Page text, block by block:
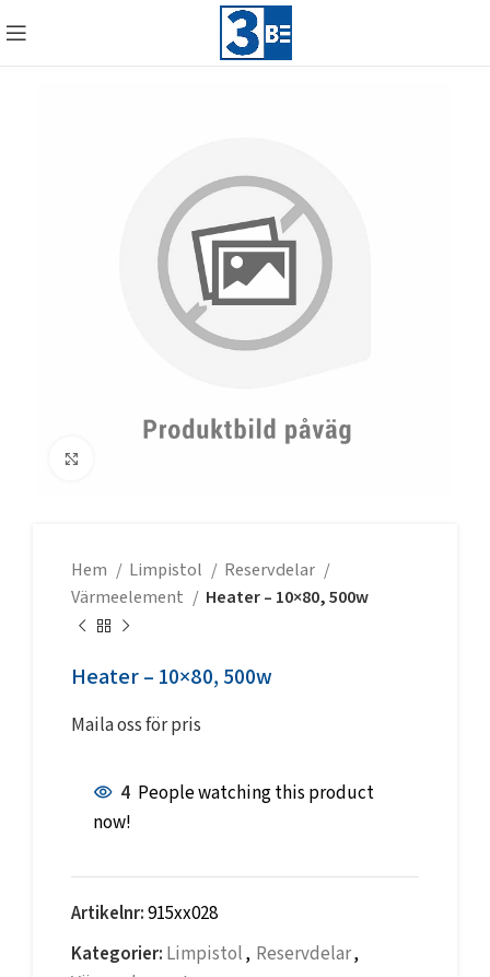
Hem Limpistol
Reservdelar
Värmeelement
Heater – 10×80, 500w
Heater – 10×80, 500w
Maila oss för pris
4 People watching this product
now!
Artikelnr:915xx028
Kategorier: Limpistol, Reservdelar,